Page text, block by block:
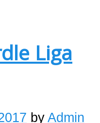
Liga
byAdmin